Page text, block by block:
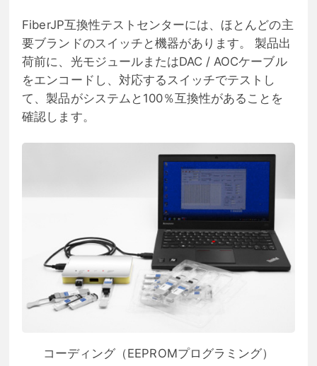
FiberJP互換性テストセンターには、ほとんどの主
要ブランドのスイッチと機器があります。 製品出
荷前に、光モジュールまたはDAC / AOCケーブル
をエンコードし、対応するスイッチでテストし
て、製品がシステムと100％互換性があることを
確認します。
コーディング（EEPROMプログラミング）